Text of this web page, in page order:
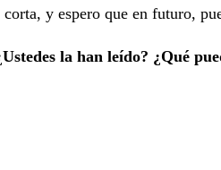
y espero que en futuro,
la han leído? ¿Qué